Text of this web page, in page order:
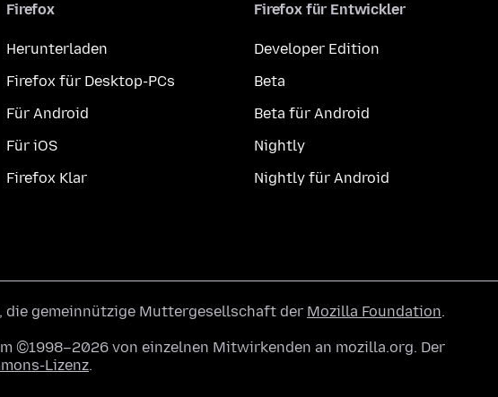
Firefox
Herunterladen
Firefox für Desktop-PCs
Für Android
Für iOS
Firefox Klar
Firefox für Entwickler
Developer Edition
Beta
Beta für Android
Nightly
Nightly für Android
, die gemeinnützige Muttergesellschaft der Mozilla Foundation.
©1998–2026 von einzelnen Mitwirkenden an mozilla.org. Der
Lizenz.